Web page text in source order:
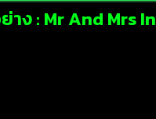
ง : Mr And Mrs